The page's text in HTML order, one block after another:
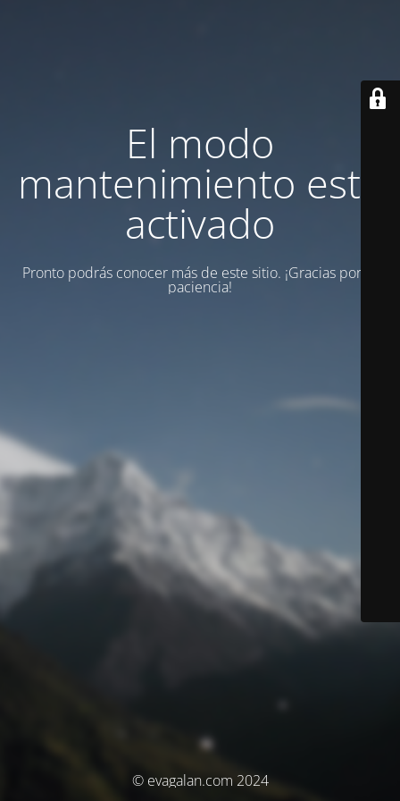
El modo
mantenimiento está
activado
Pronto podrás conocer más de este sitio. ¡Gracias por tu
paciencia!
© evagalan.com 2024